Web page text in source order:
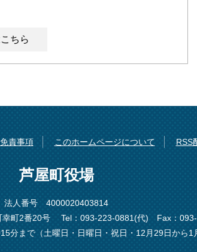
ちら
免責事項 このホームページについて RSS
芦屋町役場
法人番号 4000020403814
町2番20号
Tel：093-223-0881(代)
Fax：
分まで（土曜日・日曜日・祝日・12月29日から1